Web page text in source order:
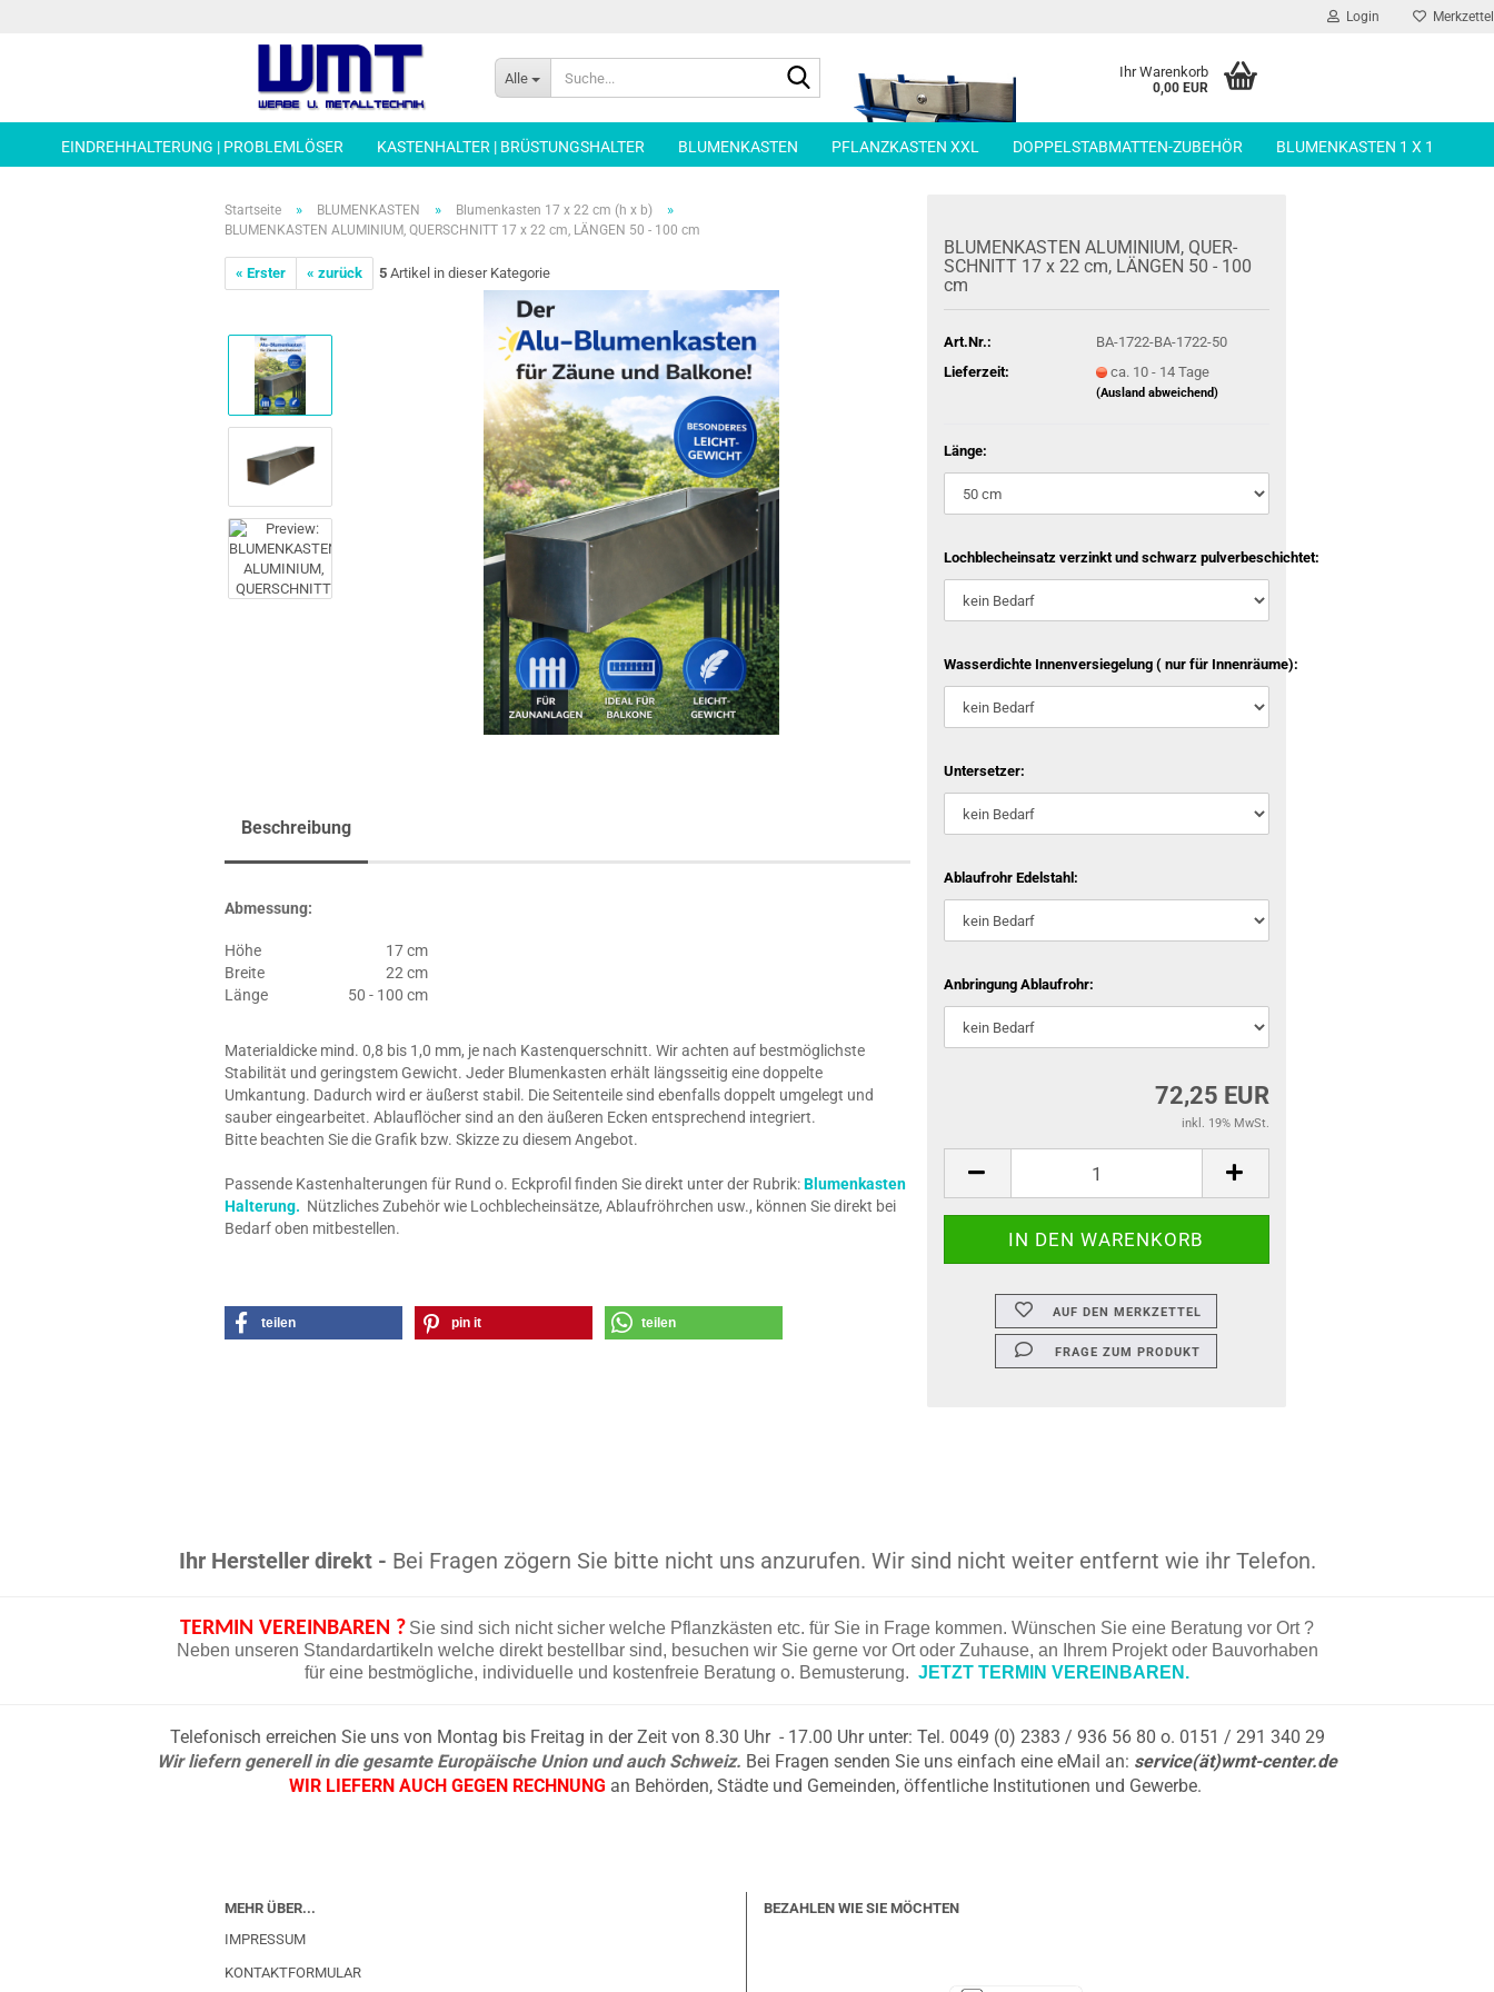
Login Merkzettel
Alle Ihr Warenkorb
0,00 EUR
EINDREHHALTERUNG | PROBLEMLÖSER KASTENHALTER | BRÜSTUNGSHALTER BLUMENKASTEN PFLANZKASTEN XXL DOPPELSTABMATTEN-ZUBEHÖR BLUMENKASTEN 1 X 1
Startseite » BLUMENKASTEN » Blumenkasten 17 x 22 cm (h x b) »
BLUMENKASTEN ALUMINIUM, QUERSCHNITT 17 x 22 cm, LÄNGEN 50 - 100 cm
« Erster « zurück 5 Artikel in dieser Kategorie
BLU­MEN­KAS­TEN ALU­MI­NI­UM, QUER­
SCHNITT 17 x 22 cm, LÄN­GEN 50 - 100
cm
Art.Nr.:
BA-1722-BA-1722-50
Lieferzeit:
ca. 10 - 14 Tage
(Ausland abweichend)
Länge:
Lochblecheinsatz verzinkt und schwarz pulverbeschichtet:
Wasserdichte Innenversiegelung ( nur für Innenräume):
Untersetzer:
Ablaufrohr Edelstahl:
Anbringung Ablaufrohr:
72,25 EUR
inkl. 19% MwSt.
AUF DEN MERKZETTEL
FRAGE ZUM PRODUKT
Beschreibung
Abmessung:
Höhe
17 cm
Breite
22 cm
Länge
50 - 100 cm
Materialdicke mind. 0,8 bis 1,0 mm, je nach Kastenquerschnitt. Wir achten auf bestmöglichste
Stabilität und geringstem Gewicht. Jeder Blumenkasten erhält längsseitig eine doppelte
Umkantung. Dadurch wird er äußerst stabil. Die Seitenteile sind ebenfalls doppelt umgelegt und
sauber eingearbeitet. Ablauflöcher sind an den äußeren Ecken entsprechend integriert.
Bitte beachten Sie die Grafik bzw. Skizze zu diesem Angebot.
Passende Kastenhalterungen für Rund o. Eckprofil finden Sie direkt unter der Rubrik:Blumenkasten
Halterung. Nützliches Zubehör wie Lochblecheinsätze, Ablaufröhrchen usw., können Sie direkt bei
Bedarf oben mitbestellen.
teilen pin it teilen
Ihr Hersteller direkt - Bei Fragen zögern Sie bitte nicht uns anzurufen. Wir sind nicht weiter entfernt wie ihr Telefon.
TERMIN VEREINBAREN ? Sie sind sich nicht sicher welche Pflanzkästen etc. für Sie in Frage kommen. Wünschen Sie eine Beratung vor Ort ?
Neben unseren Standardartikeln welche direkt bestellbar sind, besuchen wir Sie gerne vor Ort oder Zuhause, an Ihrem Projekt oder Bauvorhaben
für eine bestmögliche, individuelle und kostenfreie Beratung o. Bemusterung. JETZT TERMIN VEREINBAREN.
Telefonisch erreichen Sie uns von Montag bis Freitag in der Zeit von 8.30 Uhr - 17.00 Uhr unter: Tel. 0049 (0) 2383 / 936 56 80 o. 0151 / 291 340 29
Wir liefern generell in die gesamte Europäische Union und auch Schweiz. Bei Fragen senden Sie uns einfach eine eMail an: service(ät)wmt-center.de
WIR LIEFERN AUCH GEGEN RECHNUNG an Behörden, Städte und Gemeinden, öffentliche Institutionen und Gewerbe.
MEHR ÜBER...
IMPRESSUM
KONTAKTFORMULAR
BEZAHLEN WIE SIE MÖCHTEN